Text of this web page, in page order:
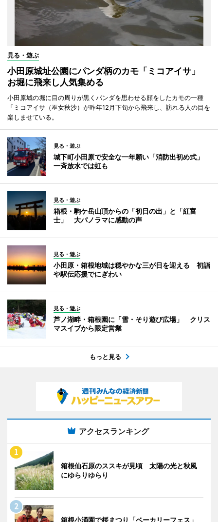
見る・遊ぶ
小田原城址公園にパンダ柄のカモ「ミコアイサ」
お堀に飛来し人気集める
小田原城の堀に目の周りが黒くパンダを思わせる顔をしたカモの一種
「ミコアイサ（巫女秋沙）が昨年12月下旬から飛来し、訪れる人の目を
楽しませている。
見る・遊ぶ
城下町小田原で安全な一年願い「消防出初め式」
一斉放水では虹も
見る・遊ぶ
箱根・駒ケ岳山頂からの「初日の出」と「紅富
士」 大パノラマに感動の声
見る・遊ぶ
小田原・箱根地域は穏やかな三が日を迎える 初詣
や駅伝応援でにぎわい
見る・遊ぶ
芦ノ湖畔・箱根園に「雪・そり遊び広場」 クリス
マスイブから限定営業
もっと見る
アクセスランキング
箱根仙石原のススキが見頃 太陽の光と秋風
にゆらりゆらり
箱根小涌園で桜まつり「ベーカリーフェス」